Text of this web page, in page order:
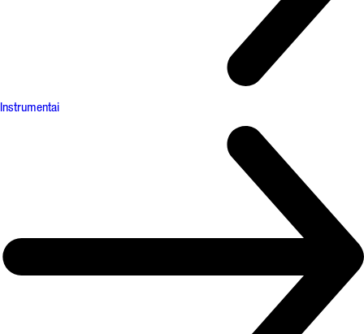
Instrumentai